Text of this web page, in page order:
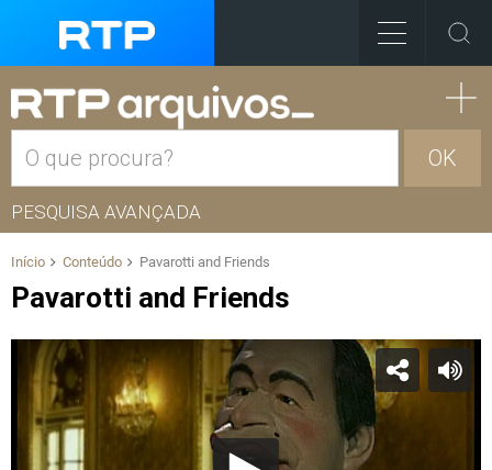
OK
PESQUISA AVANÇADA
Início Conteúdo Pavarotti and Friends
Pavarotti and Friends